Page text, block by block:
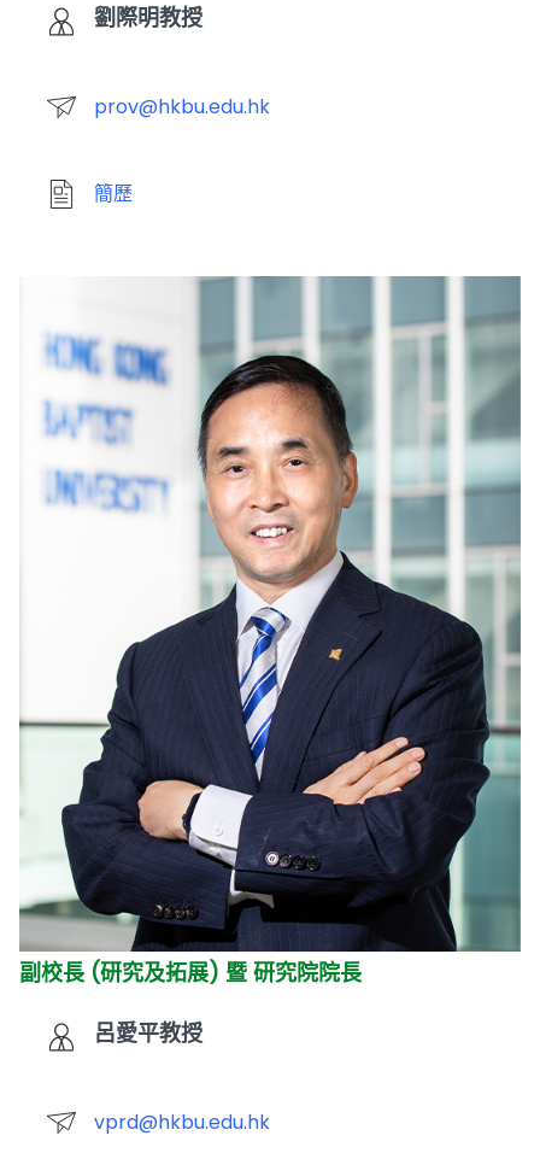
劉際明教授
prov@hkbu.edu.hk
簡歷
副校長 (研究及拓展) 暨 研究院院長
呂愛平教授
vprd@hkbu.edu.hk